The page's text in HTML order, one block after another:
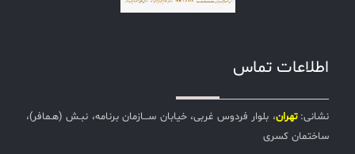
اطلاعات تماس
نشانی:تهران، بلوار فردوس غربی، خیابان ســـازمان برنامه، نبـش (هـمافر)،
ساختمان کسری